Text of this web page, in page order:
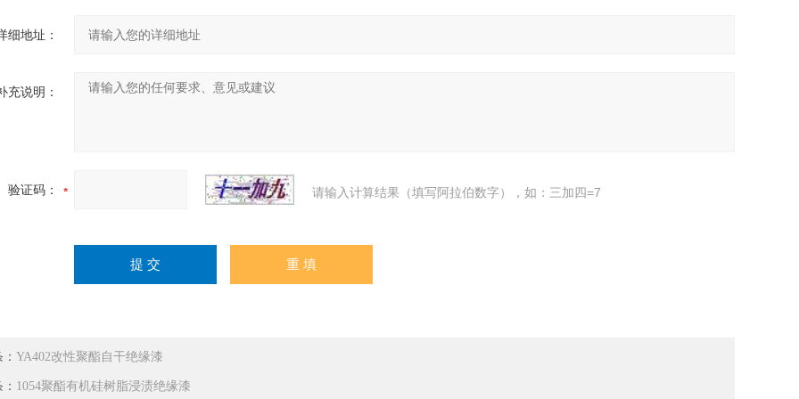
细地址：
充说明：
验证码： 请输入计算结果（填写阿拉伯数字），如：三加四=7
YA402改性聚酯自干绝缘漆
1054聚酯有机硅树脂浸渍绝缘漆